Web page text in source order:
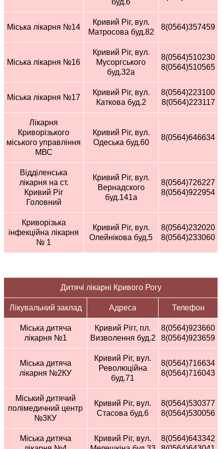
буд.6
Міська лікарня №14
Кривий Ріг, вул.
Матросова буд.82
8(0564)357459
Міська лікарня №16
Кривий Ріг, вул.
Мусоргського
буд.32а
8(0564)510230
8(0564)510565
Міська лікарня №17
Кривий Ріг, вул.
Каткова буд.2
8(0564)223100
8(0564)223117
Лікарня
Криворізького
міського управління
МВС
Кривий Ріг, вул.
Одеська буд.60
8(0564)646634
Відділенська
лікарня на ст.
Кривий Ріг
Головний
Кривий Ріг, вул.
Вернадского
буд.141а
8(0564)726227
8(0564)922954
Криворізька
інфекційна лікарня
№ 1
Кривий Ріг, вул.
Олейнікова буд.5
8(0564)232020
8(0564)233060
Дитячі лікарні Кривого Рогу
Лікувальний заклад Адреса Телефон
Міська дитяча
лікарня №1
Кривий Рігг, пл.
Визволення буд.2
8(0564)923660
8(0564)923659
Міська дитяча
лікарня №2КУ
Кривий Ріг, вул.
Революційна
буд.71
8(0564)716634
8(0564)716043
Міський дитячий
полімедичний центр
№3КУ
Кривий Ріг, вул.
Стасова буд.6
8(0564)530377
8(0564)530056
Міська дитяча
Кривий Ріг, вул.
8(0564)643342